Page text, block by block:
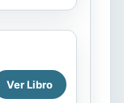
Ver Libro